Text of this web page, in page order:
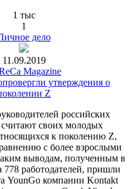
1 тыс
1
дело
11.09.2019
Magazine
утверждения о
Z
российских
своих молодых
к поколению Z,
с более взрослыми
выводам, полученным в
778 работодателей, пришли
YounGo компании Kontakt